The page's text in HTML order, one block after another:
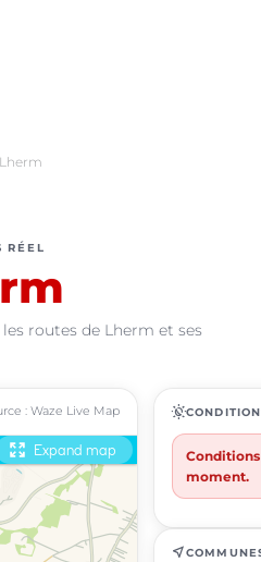
Lherm
RÉEL
routes de Lherm et ses
: Waze Live Map routine
moment.
near_me